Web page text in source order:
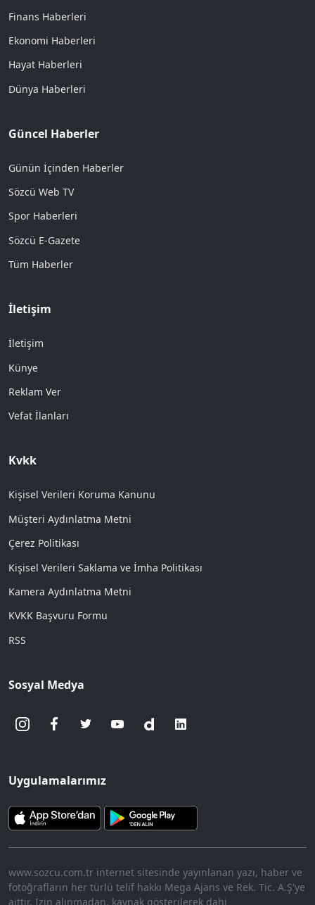
Finans Haberleri
Ekonomi Haberleri
Hayat Haberleri
Dünya Haberleri
Güncel Haberler
Günün İçinden Haberler
Sözcü Web TV
Spor Haberleri
Sözcü E-Gazete
Tüm Haberler
İletişim
İletişim
Künye
Reklam Ver
Vefat İlanları
Kvkk
Kişisel Verileri Koruma Kanunu
Müşteri Aydınlatma Metni
Çerez Politikası
Kişisel Verileri Saklama ve İmha Politikası
Kamera Aydınlatma Metni
KVKK Başvuru Formu
RSS
Sosyal Medya
Uygulamalarımız
www.sozcu.com.tr internet sitesinde yayınlanan yazı, haber ve
fotoğrafların her türlü telif hakkı Mega Ajans ve Rek. Tic. A.Ş'ye
aittir. İzin alınmadan, kaynak gösterilerek dahi